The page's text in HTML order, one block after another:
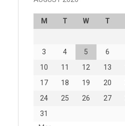
M T W T
3
4 5 6
10
11 12 13
17
18 19 20
24
25 26 27
31